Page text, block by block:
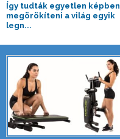
Így tudták egyetlen képben
megörökíteni a világ egyik
legn...